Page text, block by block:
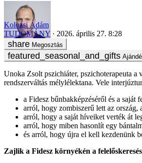
Kolozsi Ádám
TUDOMÁNY
2026. április 27. 8:28
Megosztás
Unoka Zsolt pszichiáter, pszichoterapeuta
rendszerváltás mélylélektana. Vele
a Fidesz bűnbakképzéséről és a saját
arról, hogy zombiszerű lett az ország,
arról, hogy a saját híveiket verték át
arról, hogy miben hasonlít egy
és arról, hogy újra el kell kezdenünk
Zajlik a Fidesz környékén a